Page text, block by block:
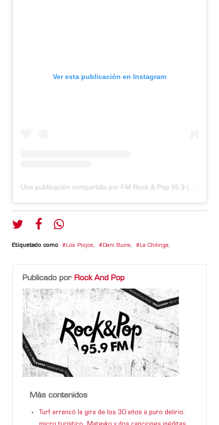
Ver esta publicación en Instagram
Una publicación compartida por FM Rock & Pop 95.9 (@fmrockandpop959)
Etiquetado como Los Piojos, Dani Buira, La Chilinga,
Publicado por Rock And Pop
Más contenidos
Turf arrancó la gira de los 30 años a puro delirio: